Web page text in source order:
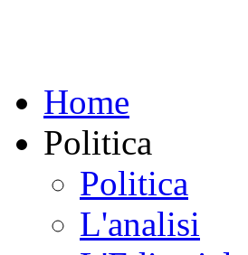
Home
Politica
Politica
L'analisi